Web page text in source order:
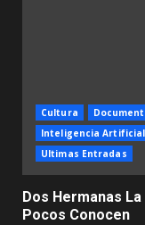
Cultura
Inteligencia Artificial
Ultimas Entradas
Dos Hermanas
Pocos Conocen